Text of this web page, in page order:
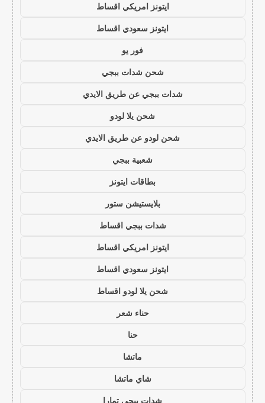
ايتونز امريكي اقساط
ايتونز سعودي اقساط
فور يو
شحن شدات ببجي
شدات ببجي عن طريق الايدي
شحن يلا لودو
شحن لودو عن طريق الايدي
شعبية ببجي
بطاقات ايتونز
بلايستيشن ستور
شدات ببجي اقساط
ايتونز امريكي اقساط
ايتونز سعودي اقساط
شحن يلا لودو اقساط
حناء شعر
حنا
ماتشا
شاي ماتشا
شدات ببجي تمارا